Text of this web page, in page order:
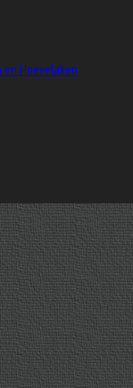
Hoevelaken